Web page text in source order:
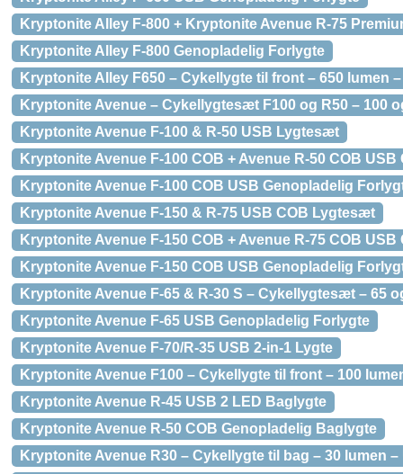
Kryptonite Alley F-800 + Kryptonite Avenue R-75
Kryptonite Alley F-800 Genopladelig Forlygte
Kryptonite Alley F650 – Cykellygte til front – 650 lumen
Kryptonite Avenue – Cykellygtesæt F100 og R50 – 100
Kryptonite Avenue F-100 & R-50 USB Lygtesæt
Kryptonite Avenue F-100 COB + Avenue R-50 COB
Kryptonite Avenue F-100 COB USB Genopladelig
Kryptonite Avenue F-150 & R-75 USB COB Lygtesæt
Kryptonite Avenue F-150 COB + Avenue R-75 COB
Kryptonite Avenue F-150 COB USB Genopladelig
Kryptonite Avenue F-65 & R-30 S – Cykellygtesæt – 65
Kryptonite Avenue F-65 USB Genopladelig Forlygte
Kryptonite Avenue F-70/R-35 USB 2-in-1 Lygte
Kryptonite Avenue F100 – Cykellygte til front – 100
Kryptonite Avenue R-45 USB 2 LED Baglygte
Kryptonite Avenue R-50 COB Genopladelig Baglygte
Kryptonite Avenue R30 – Cykellygte til bag – 30 lumen